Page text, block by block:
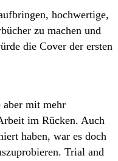
hochwertige,
zu machen und
die Cover der ersten
aber mit mehr
im Rücken. Auch
haben, war es doch
Trial and